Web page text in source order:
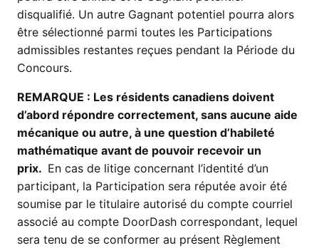
disqualifié. Un autre Gagnant potentiel pourra alors
être sélectionné parmi toutes les Participations
admissibles restantes reçues pendant la Période du
Concours.
REMARQUE : Les résidents canadiens doivent
d’abord répondre correctement, sans aucune aide
mécanique ou autre, à une question d’habileté
mathématique avant de pouvoir recevoir un
prix. En cas de litige concernant l’identité d’un
participant, la Participation sera réputée avoir été
soumise par le titulaire autorisé du compte courriel
associé au compte DoorDash correspondant, lequel
sera tenu de se conformer au présent Règlement